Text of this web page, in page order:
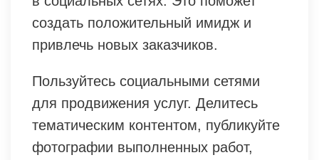
создать положительный имидж и
привлечь новых заказчиков.
Пользуйтесь социальными сетями
для продвижения услуг. Делитесь
тематическим контентом, публикуйте
фотографии выполненных работ,